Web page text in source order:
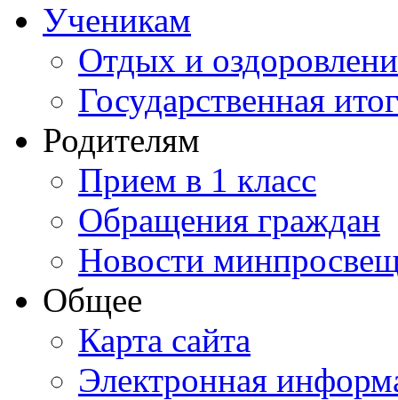
Ученикам
Отдых и
Государственная
Родителям
Прием в 1 класс
Обращения граждан
Новости
Общее
Карта сайта
Электронная